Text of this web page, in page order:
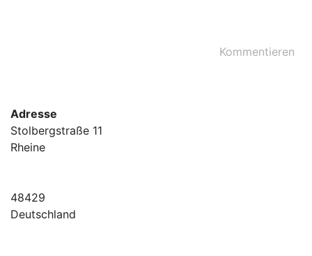
Kommentieren
Adresse
Stolbergstraße 11
Rheine
48429
Deutschland